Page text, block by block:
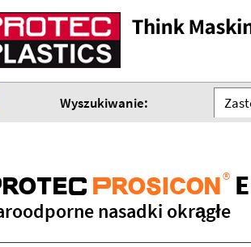
Wyszukiwanie:
Prosicon ®
nasadki okrągłe